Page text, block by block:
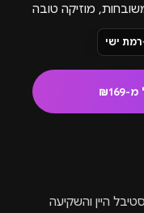
מוזיקה טובה
רמת ישי
היין והשקיעה